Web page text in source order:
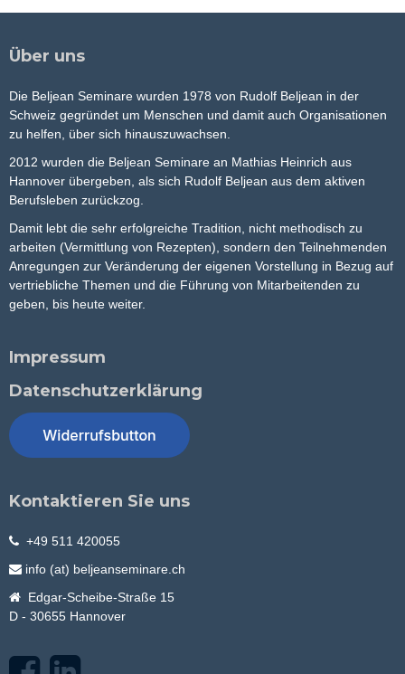
Über uns
Die Beljean Seminare wurden 1978 von Rudolf Beljean in der
Schweiz gegründet um Menschen und damit auch Organisationen
zu helfen, über sich hinauszuwachsen.
2012 wurden die Beljean Seminare an Mathias Heinrich aus
Hannover übergeben, als sich Rudolf Beljean aus dem aktiven
Berufsleben zurückzog.
Damit lebt die sehr erfolgreiche Tradition, nicht methodisch zu
arbeiten (Vermittlung von Rezepten), sondern den Teilnehmenden
Anregungen zur Veränderung der eigenen Vorstellung in Bezug auf
vertriebliche Themen und die Führung von Mitarbeitenden zu
geben, bis heute weiter.
Impressum
Datenschutzerklärung
Kontaktieren Sie uns
+49 511 420055
info (at) beljeanseminare.ch
Edgar-Scheibe-Straße 15
D - 30655 Hannover